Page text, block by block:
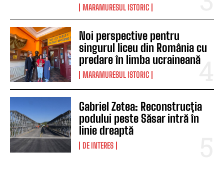
MARAMURESUL ISTORIC
Noi perspective pentru
singurul liceu din România cu
predare în limba ucraineană
MARAMURESUL ISTORIC
Gabriel Zetea: Reconstrucția
podului peste Săsar intră în
linie dreaptă
DE INTERES